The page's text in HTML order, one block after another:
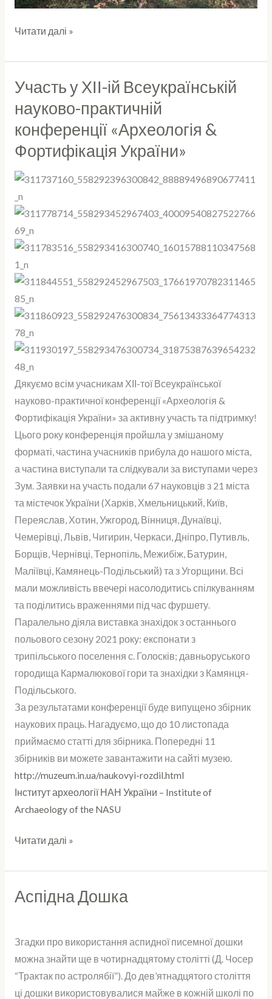
Читати далі »
Участь у ХІІ-ій Всеукраїнській
науково-практичній
конференції «Археологія &
Фортифікація України»
Дякуємо всім учасникам ХІІ-тої Всеукраїнської
науково-практичної конференції «Археологія &
Фортифікація України» за активну участь та підтримку!
Цього року конференція пройшла у змішаному
форматі, частина учасників прибула до нашого міста,
а частина виступали та слідкували за виступами через
Зум. Заявки на участь подали 67 науковців з 21 міста
та містечок України (Харків, Хмельницький, Київ,
Переяслав, Хотин, Ужгород, Вінниця, Дунаївці,
Чемерівці, Львів, Чигирин, Черкаси, Дніпро, Путивль,
Борщів, Чернівці, Тернопіль, Межибіж, Батурин,
Маліївці, Камянець-Подільський) та з Угорщини. Всі
мали можливість ввечері насолодитись спілкуванням
та поділитись враженнями під час фуршету.
Паралельно діяла виставка знахідок з останнього
польового сезону 2021 року: експонати з
трипільського поселення с. Голосків; давньоруського
городища Кармалюкової гори та знахідки з Камянця-
Подільського.
За результатами конференції буде випущено збірник
наукових праць. Нагадуємо, що до 10 листопада
приймаємо статті для збірника. Попередні 11
збірників ви можете завантажити на сайті музею.
http://muzeum.in.ua/naukovyi-rozdil.html
Інститут археології НАН України – Institute of
Archaeology of the NASU
Участь
ій
Всеукраїнській
науково-
практичній
конференції
«Археологія
&
Фортифікація
України»
Читати далі »
Аспідна Дошка
Згадки про використання аспидної писемної дошки
можна знайти ще в чотирнадцятому столітті (Д. Чосер
“Трактак по астролябії”). До дев’ятнадцятого століття
ці дошки використовувалися майже в кожній школі по
Аспідна